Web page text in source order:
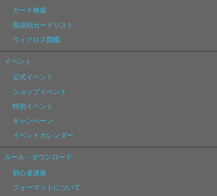
カード検索
商品別カードリスト
ウィクロス図鑑
イベント
公式イベント
ショップイベント
特別イベント
キャンペーン
イベントカレンダー
ルール・ダウンロード
初心者講座
フォーマットについて